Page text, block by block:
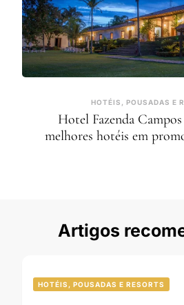
HOTÉIS, POUSADAS E
Hotel Fazenda
melhores hotéis em
Artigos
HOTÉIS, POUSADAS E RESORTS